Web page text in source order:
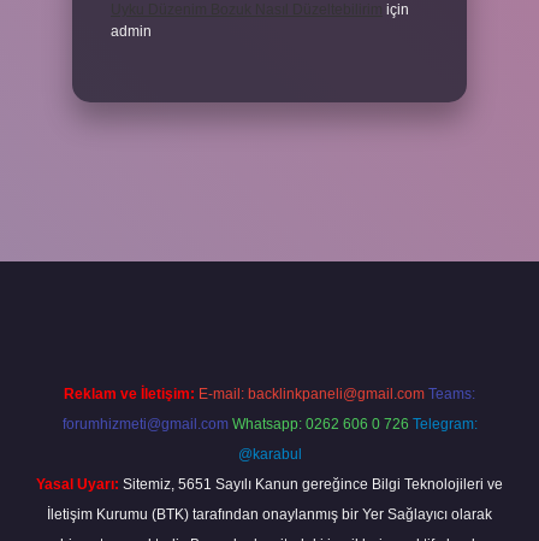
için
admin
Reklam ve İletişim: E-mail: backlinkpaneli@gmail.com Teams:
forumhizmeti@gmail.com Whatsapp: 0262 606 0 726 Telegram:
@karabul
Yasal Uyarı: Sitemiz, 5651 Sayılı Kanun gereğince Bilgi Teknolojileri ve
İletişim Kurumu (BTK) tarafından onaylanmış bir Yer Sağlayıcı olarak